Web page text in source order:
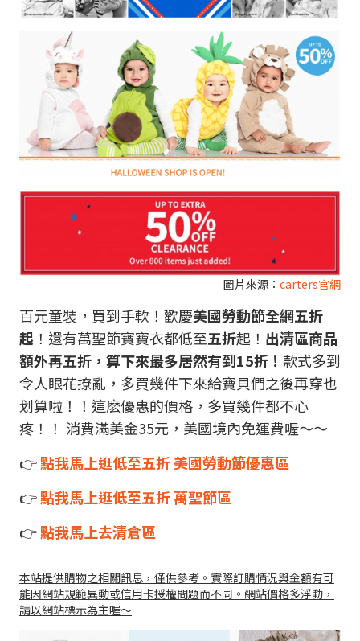
圖片來源： carters官網
百元童裝，買到手軟！歡慶美國勞動節全網五折
起 ！還有萬聖節寶寶衣都低至五折起！ 出清區商品
額外再五折，算下來最多居然有到15折！ 款式多到
令人眼花撩亂，多買幾件下來給寶貝們之後再穿也
划算啦！！這麽優惠的價格，多買幾件都不心
疼！！ 消費滿美金35元，美國境內免運費喔～～
👉點我馬上逛低至五折 美國勞動節優惠區
👉點我馬上逛低至五折 萬聖節區
👉點我馬上去清倉區
本站提供購物之相關訊息，僅供參考。實際訂購情況與金額有可
能因網站規範異動或信用卡授權問題而不同。網站價格多浮動，
請以網站標示為主喔～